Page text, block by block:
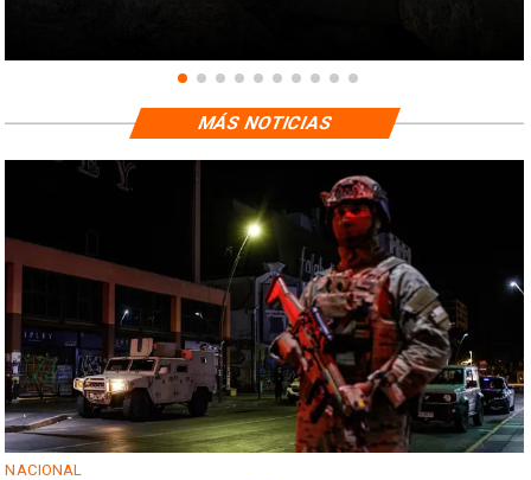
NACIONAL
MÁS NOTICIAS